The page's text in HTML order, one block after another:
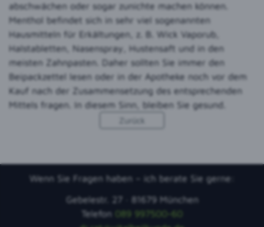
abschwächen oder sogar zunichte machen können.
Menthol befindet sich in sehr viel sogenannten
Hausmitteln für Erkältungen, z. B. Wick Vaporub,
Halstabletten, Nasenspray, Hustensaft und in den
meisten Zahnpasten. Daher sollten Sie immer den
Beipackzettel lesen oder in der Apotheke noch vor dem
Kauf nach der Zusammensetzung des entsprechenden
Mittels fragen. In diesem Sinn, bleiben Sie gesund.
Zurück
Wenn Sie Fragen haben – ich berate Sie gerne:
Gebelestr. 27 · 81679 München
Telefon
089 997500-60